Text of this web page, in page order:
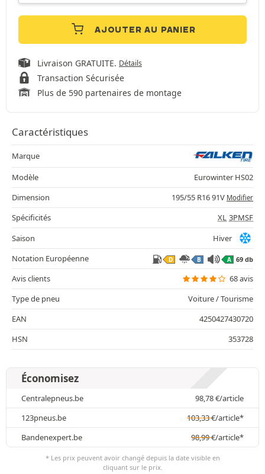
AJOUTER AU PANIER
Livraison GRATUITE. Détails
Transaction Sécurisée
Plus de 590 partenaires de montage
Caractéristiques
Marque
Modèle
Eurowinter HS02
Dimension
195/55 R16 91V Modifier
Spécificités XL 3PMSF
Saison
Hiver
Notation Européenne
D B A 69 db
Avis clients
68 avis
Type de pneu
Voiture / Tourisme
EAN
4250427430720
HSN
353728
Économisez
Centralepneus.be 98,78€/article
123pneus.be
103,33€/article*
Bandenexpert.be
98,99€/article*
* Les prix peuvent avoir changé depuis la date visible en
cliquant sur le prix.